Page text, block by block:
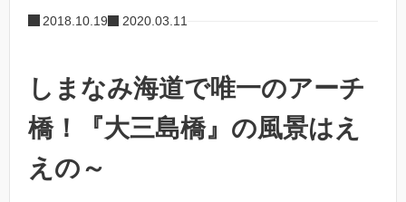
2018.10.19 2020.03.11
しまなみ海道で唯一のアーチ
橋！『大三島橋』の風景はえ
えの～